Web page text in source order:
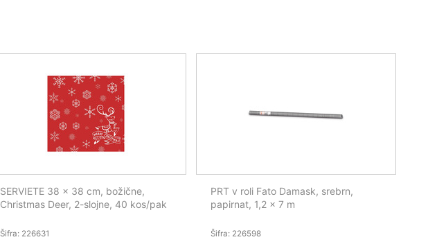
SERVIETE 38 x 38 cm, božične,
Christmas Deer, 2-slojne, 40 kos/pak
Šifra: 226631
PRT v roli Fato Damask, srebrn,
papirnat, 1,2 x 7 m
Šifra: 226598